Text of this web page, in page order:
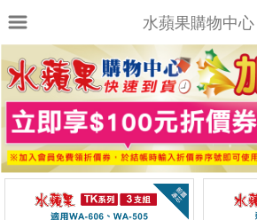
水蘋果購物中心
上架時間 銷售件數 銷售價格
樣式尺寸篩選
全部樣式